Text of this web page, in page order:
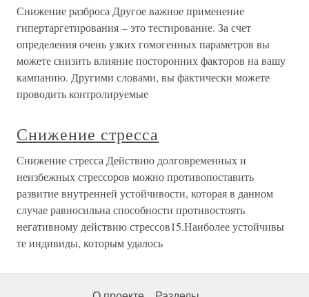
Снижение разброса Другое важное применение
гипертаргетирования – это тестирование. За счет
определения очень узких гомогенных параметров вы
можете снизить влияние посторонних факторов на вашу
кампанию. Другими словами, вы фактически можете
проводить контролируемые
Снижение стресса
Снижение стресса Действию долговременных и
неизбежных стрессоров можно противопоставить
развитие внутренней устойчивости, которая в данном
случае равносильна способности противостоять
негативному действию стрессов15.Наиболее устойчивы
те индивиды, которым удалось